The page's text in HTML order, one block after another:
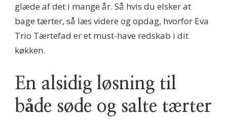
glæde af det i mange år. Så hvis du elsker at
bage tærter, så læs videre og opdag, hvorfor Eva
Trio Tærtefad er et must-have redskab i dit
køkken.
En alsidig løsning til
både søde og salte tærter